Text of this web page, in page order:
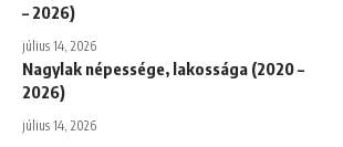
– 2026)
július 14, 2026
Nagylak népessége, lakossága (2020 –
2026)
július 14, 2026